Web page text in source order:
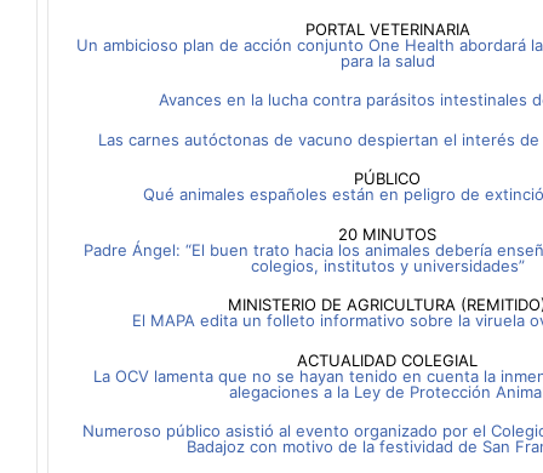
PORTAL VETERINARIA
Un ambicioso plan de acción conjunto One Health abordará
para la salud
Avances en la lucha contra parásitos intestinales
Las carnes autóctonas de vacuno despiertan el interés
PÚBLICO
Qué animales españoles están en peligro de
20 MINUTOS
Padre Ángel: “El buen trato hacia los animales debería
colegios, institutos y universidades”
MINISTERIO DE AGRICULTURA
El MAPA edita un folleto informativo sobre la viruela
ACTUALIDAD COLEGIAL
La OCV lamenta que no se hayan tenido en cuenta la
alegaciones a la Ley de Protección
Numeroso público asistió al evento organizado por el
Badajoz con motivo de la festividad de San